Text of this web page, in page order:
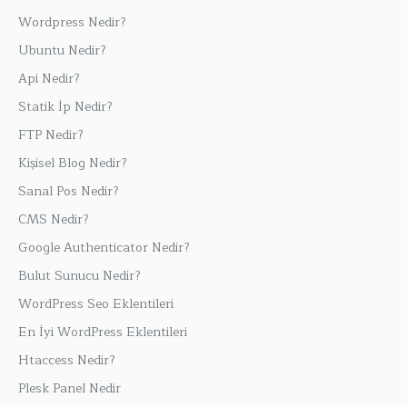
Wordpress Nedir?
Ubuntu Nedir?
Api Nedir?
Statik İp Nedir?
FTP Nedir?
Kişisel Blog Nedir?
Sanal Pos Nedir?
CMS Nedir?
Google Authenticator Nedir?
Bulut Sunucu Nedir?
WordPress Seo Eklentileri
En İyi WordPress Eklentileri
Htaccess Nedir?
Plesk Panel Nedir